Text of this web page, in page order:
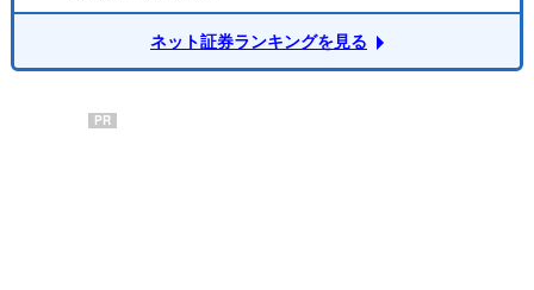
ネット証券ランキングを見る
PR